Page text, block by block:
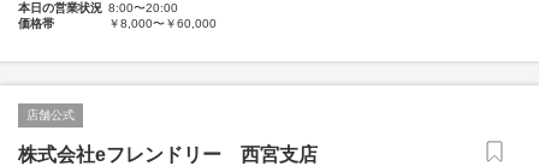
本日の営業状況 8:00〜20:00
価格帯
￥8,000〜￥60,000
店舗公式
株式会社eフレンドリー 西宮支店